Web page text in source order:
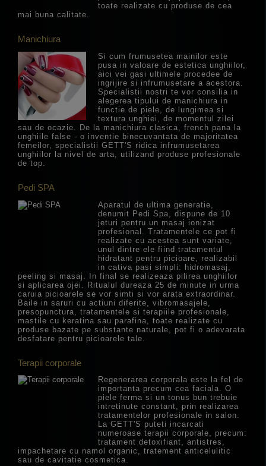
toate realizate cu produse de cea
mai buna calitate.
Manichiura
Si cum frumusetea mainilor este
pusa in valoare de estetica unghiilor,
aici vei gasi ultimele procedee de
ingrijire si infrumusetare a acestora.
Specialistii nostri te vor consilia in
alegerea tipului de manichiura in
functie de piele, de lungimea si
textura unghiei, de momentul zilei
sau de ocazie. De la manichiura clasica, french pana la
unghiile false - o inventie binecuvantata de majoritatea
femeilor, specialistii GETT'S ridica infrumusetarea
unghiilor la nivel de arta, utilizand produse profesionale
de top.
Pedi SPA
Aparatul de ultima generatie,
denumit Pedi Spa, dispune de 10
jeturi pentru un masaj ionizat
profesional. Tratamentele ce pot fi
realizate cu acestea sunt variate,
unul dintre ele fiind tratamentul
hidratant pentru picioare, realizabil
in cativa pasi simpli: hidromasaj,
peeling si masaj. In final se realizeaza pilirea unghiilor
si aplicarea ojei. Ritualul dureaza 25 de minute in urma
caruia picioarele se vor simti si vor arata extraordinar.
Baile in saruri cu actiuni diferite, vibromasajele,
presopunctura, tratamentele si terapiile profesionale,
mastile cu keratina sau parafina, toate realizate cu
produse bazate pe substante naturale, pot fi o adevarata
desfatare pentru picioarele tale.
Terapii corporale
Regenerarea corporala este la fel de
importanta precum cea faciala. O
piele ferma si un tonus bun trebuie
intretinute constant, prin realizarea
tratamentelor profesionale in salon.
La GETT'S puteti incarcati
numeroase terapii corporale, precum:
tratament detoxifiant, antistres,
impachetare cu namol organic, tratement anticelulitic
sau de cavitatie cosmetica.